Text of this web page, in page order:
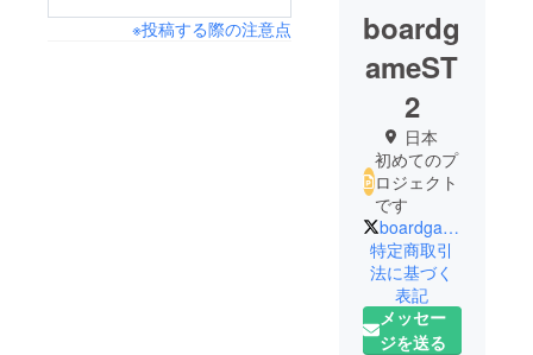
※投稿する際の注意点
boardg
ameST
2
日本
初めてのプ
ロジェクト
です
boardgameST2
特定商取引
法に基づく
表記
メッセー
ジを送る